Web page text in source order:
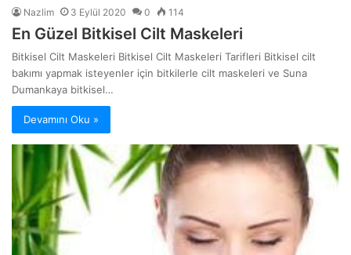
Nazlim 3 Eylül 2020 0 114
En Güzel Bitkisel Cilt Maskeleri
Bitkisel Cilt Maskeleri Bitkisel Cilt Maskeleri Tarifleri Bitkisel cilt
bakımı yapmak isteyenler için bitkilerle cilt maskeleri ve Suna
Dumankaya bitkisel…
Devamını Oku »